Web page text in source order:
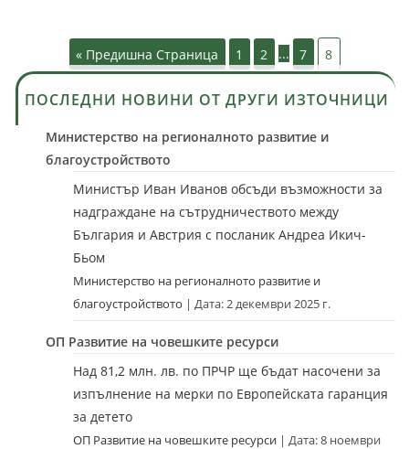
« Предишна Страница 1 2 ... 7 8
ПОСЛЕДНИ НОВИНИ ОТ ДРУГИ ИЗТОЧНИЦИ
Министерство на регионалното развитие и
благоустройството
Министър Иван Иванов обсъди възможности за
надграждане на сътрудничеството между
България и Австрия с посланик Андреа Икич-
Бьом
Министерство на регионалното развитие и
благоустройството
Дата: 2 декември 2025 г.
ОП Развитие на човешките ресурси
Над 81,2 млн. лв. по ПРЧР ще бъдат насочени за
изпълнение на мерки по Европейската гаранция
за детето
ОП Развитие на човешките ресурси
Дата: 8 ноември